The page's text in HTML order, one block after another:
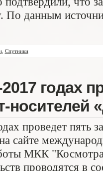
По данным
, Спутники
годах
носителей
проведет пять
сайте
МКК
проводятся в